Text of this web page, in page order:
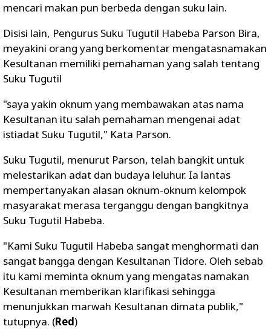
mencari makan pun berbeda dengan suku lain.
Disisi lain, Pengurus Suku Tugutil Habeba Parson Bira,
meyakini orang yang berkomentar mengatasnamakan
Kesultanan memiliki pemahaman yang salah tentang
Suku Tugutil
"saya yakin oknum yang membawakan atas nama
Kesultanan itu salah pemahaman mengenai adat
istiadat Suku Tugutil," Kata Parson.
Suku Tugutil, menurut Parson, telah bangkit untuk
melestarikan adat dan budaya leluhur. Ia lantas
mempertanyakan alasan oknum-oknum kelompok
masyarakat merasa terganggu dengan bangkitnya
Suku Tugutil Habeba.
"Kami Suku Tugutil Habeba sangat menghormati dan
sangat bangga dengan Kesultanan Tidore. Oleh sebab
itu kami meminta oknum yang mengatas namakan
Kesultanan memberikan klarifikasi sehingga
menunjukkan marwah Kesultanan dimata publik,"
tutupnya. (Red)